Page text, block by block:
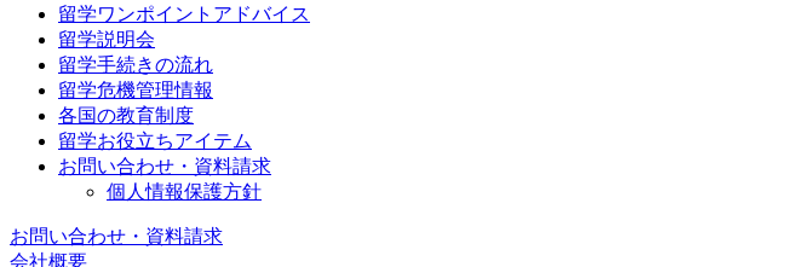
留学ワンポイントアドバイス
留学説明会
留学手続きの流れ
留学危機管理情報
各国の教育制度
留学お役立ちアイテム
お問い合わせ・資料請求
個人情報保護方針
お問い合わせ・資料請求
会社概要